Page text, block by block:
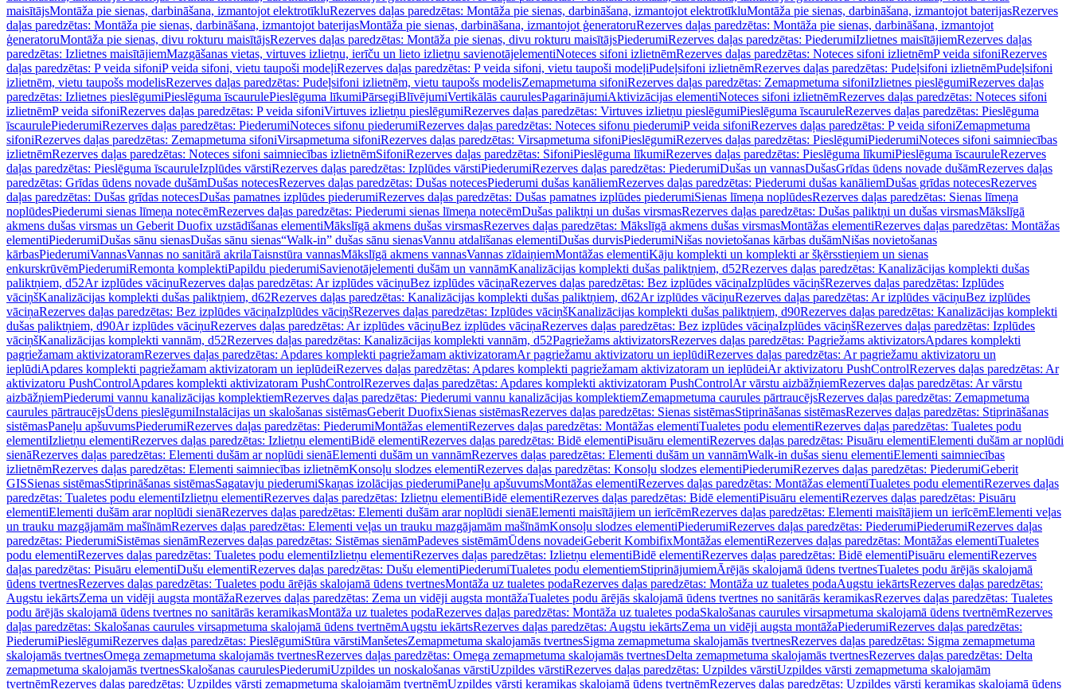
maisītājsMontāža pie sienas, darbināšana, izmantojot elektrotīkluRezerves daļas paredzētas: Montāža pie sienas, darbināšana, izmantojot elektrotīkluMontāža pie sienas, darbināšana, izmantojot baterijasRezerves
daļas paredzētas: Montāža pie sienas, darbināšana, izmantojot baterijasMontāža pie sienas, darbināšana, izmantojot ģeneratoruRezerves daļas paredzētas: Montāža pie sienas, darbināšana, izmantojot
ģeneratoruMontāža pie sienas, divu rokturu maisītājsRezerves daļas paredzētas: Montāža pie sienas, divu rokturu maisītājsPiederumiRezerves daļas paredzētas: PiederumiIzlietnes maisītājiemRezerves daļas
paredzētas: Izlietnes maisītājiemMazgāšanas vietas, virtuves izlietņu, ierīču un lieto izlietņu savienotājelementiNoteces sifoni izlietnēmRezerves daļas paredzētas: Noteces sifoni izlietnēmP veida sifoniRezerves
daļas paredzētas: P veida sifoniP veida sifoni, vietu taupoši modeļiRezerves daļas paredzētas: P veida sifoni, vietu taupoši modeļiPudeļsifoni izlietnēmRezerves daļas paredzētas: Pudeļsifoni izlietnēmPudeļsifoni
izlietnēm, vietu taupošs modelisRezerves daļas paredzētas: Pudeļsifoni izlietnēm, vietu taupošs modelisZemapmetuma sifoniRezerves daļas paredzētas: Zemapmetuma sifoniIzlietnes pieslēgumiRezerves daļas
paredzētas: Izlietnes pieslēgumiPieslēguma īscaurulePieslēguma līkumiPārsegiBlīvējumiVertikālās caurulesPagarinājumiAktivizācijas elementiNoteces sifoni izlietnēmRezerves daļas paredzētas: Noteces sifoni
izlietnēmP veida sifoniRezerves daļas paredzētas: P veida sifoniVirtuves izlietņu pieslēgumiRezerves daļas paredzētas: Virtuves izlietņu pieslēgumiPieslēguma īscauruleRezerves daļas paredzētas: Pieslēguma
īscaurulePiederumiRezerves daļas paredzētas: PiederumiNoteces sifonu piederumiRezerves daļas paredzētas: Noteces sifonu piederumiP veida sifoniRezerves daļas paredzētas: P veida sifoniZemapmetuma
sifoniRezerves daļas paredzētas: Zemapmetuma sifoniVirsapmetuma sifoniRezerves daļas paredzētas: Virsapmetuma sifoniPieslēgumiRezerves daļas paredzētas: PieslēgumiPiederumiNoteces sifoni saimniecības
izlietnēmRezerves daļas paredzētas: Noteces sifoni saimniecības izlietnēmSifoniRezerves daļas paredzētas: SifoniPieslēguma līkumiRezerves daļas paredzētas: Pieslēguma līkumiPieslēguma īscauruleRezerves
daļas paredzētas: Pieslēguma īscauruleIzplūdes vārstiRezerves daļas paredzētas: Izplūdes vārstiPiederumiRezerves daļas paredzētas: PiederumiDušas un vannasDušasGrīdas ūdens novade dušāmRezerves daļas
paredzētas: Grīdas ūdens novade dušāmDušas notecesRezerves daļas paredzētas: Dušas notecesPiederumi dušas kanāliemRezerves daļas paredzētas: Piederumi dušas kanāliemDušas grīdas notecesRezerves
daļas paredzētas: Dušas grīdas notecesDušas pamatnes izplūdes piederumiRezerves daļas paredzētas: Dušas pamatnes izplūdes piederumiSienas līmeņa noplūdesRezerves daļas paredzētas: Sienas līmeņa
noplūdesPiederumi sienas līmeņa notecēmRezerves daļas paredzētas: Piederumi sienas līmeņa notecēmDušas paliktņi un dušas virsmasRezerves daļas paredzētas: Dušas paliktņi un dušas virsmasMākslīgā
akmens dušas virsmas un Geberit Duofix uzstādīšanas elementiMākslīgā akmens dušas virsmasRezerves daļas paredzētas: Mākslīgā akmens dušas virsmasMontāžas elementiRezerves daļas paredzētas: Montāžas
elementiPiederumiDušas sānu sienasDušas sānu sienas“Walk-in” dušas sānu sienasVannu atdalīšanas elementiDušas durvisPiederumiNišas novietošanas kārbas dušāmNišas novietošanas
kārbasPiederumiVannasVannas no sanitārā akrilaTaisnstūra vannasMākslīgā akmens vannasVannas zīdaiņiemMontāžas elementiKāju komplekti un komplekti ar šķērsstieņiem un sienas
enkurskrūvēmPiederumiRemonta komplektiPapildu piederumiSavienotājelementi dušām un vannāmKanalizācijas komplekti dušas paliktņiem, d52Rezerves daļas paredzētas: Kanalizācijas komplekti dušas
paliktņiem, d52Ar izplūdes vāciņuRezerves daļas paredzētas: Ar izplūdes vāciņuBez izplūdes vāciņaRezerves daļas paredzētas: Bez izplūdes vāciņaIzplūdes vāciņšRezerves daļas paredzētas: Izplūdes
vāciņšKanalizācijas komplekti dušas paliktņiem, d62Rezerves daļas paredzētas: Kanalizācijas komplekti dušas paliktņiem, d62Ar izplūdes vāciņuRezerves daļas paredzētas: Ar izplūdes vāciņuBez izplūdes
vāciņaRezerves daļas paredzētas: Bez izplūdes vāciņaIzplūdes vāciņšRezerves daļas paredzētas: Izplūdes vāciņšKanalizācijas komplekti dušas paliktņiem, d90Rezerves daļas paredzētas: Kanalizācijas komplekti
dušas paliktņiem, d90Ar izplūdes vāciņuRezerves daļas paredzētas: Ar izplūdes vāciņuBez izplūdes vāciņaRezerves daļas paredzētas: Bez izplūdes vāciņaIzplūdes vāciņšRezerves daļas paredzētas: Izplūdes
vāciņšKanalizācijas komplekti vannām, d52Rezerves daļas paredzētas: Kanalizācijas komplekti vannām, d52Pagriežams aktivizatorsRezerves daļas paredzētas: Pagriežams aktivizatorsApdares komplekti
pagriežamam aktivizatoramRezerves daļas paredzētas: Apdares komplekti pagriežamam aktivizatoramAr pagriežamu aktivizatoru un ieplūdiRezerves daļas paredzētas: Ar pagriežamu aktivizatoru un
ieplūdiApdares komplekti pagriežamam aktivizatoram un ieplūdeiRezerves daļas paredzētas: Apdares komplekti pagriežamam aktivizatoram un ieplūdeiAr aktivizatoru PushControlRezerves daļas paredzētas: Ar
aktivizatoru PushControlApdares komplekti aktivizatoram PushControlRezerves daļas paredzētas: Apdares komplekti aktivizatoram PushControlAr vārstu aizbāžņiemRezerves daļas paredzētas: Ar vārstu
aizbāžņiemPiederumi vannu kanalizācijas komplektiemRezerves daļas paredzētas: Piederumi vannu kanalizācijas komplektiemZemapmetuma caurules pārtraucējsRezerves daļas paredzētas: Zemapmetuma
caurules pārtraucējsŪdens pieslēgumiInstalācijas un skalošanas sistēmasGeberit DuofixSienas sistēmasRezerves daļas paredzētas: Sienas sistēmasStiprināšanas sistēmasRezerves daļas paredzētas: Stiprināšanas
sistēmasPaneļu apšuvumsPiederumiRezerves daļas paredzētas: PiederumiMontāžas elementiRezerves daļas paredzētas: Montāžas elementiTualetes podu elementiRezerves daļas paredzētas: Tualetes podu
elementiIzlietņu elementiRezerves daļas paredzētas: Izlietņu elementiBidē elementiRezerves daļas paredzētas: Bidē elementiPisuāru elementiRezerves daļas paredzētas: Pisuāru elementiElementi dušām ar noplūdi
sienāRezerves daļas paredzētas: Elementi dušām ar noplūdi sienāElementi dušām un vannāmRezerves daļas paredzētas: Elementi dušām un vannāmWalk-in dušas sienu elementiElementi saimniecības
izlietnēmRezerves daļas paredzētas: Elementi saimniecības izlietnēmKonsoļu slodzes elementiRezerves daļas paredzētas: Konsoļu slodzes elementiPiederumiRezerves daļas paredzētas: PiederumiGeberit
GISSienas sistēmasStiprināšanas sistēmasSagatavju piederumiSkaņas izolācijas piederumiPaneļu apšuvumsMontāžas elementiRezerves daļas paredzētas: Montāžas elementiTualetes podu elementiRezerves daļas
paredzētas: Tualetes podu elementiIzlietņu elementiRezerves daļas paredzētas: Izlietņu elementiBidē elementiRezerves daļas paredzētas: Bidē elementiPisuāru elementiRezerves daļas paredzētas: Pisuāru
elementiElementi dušām arar noplūdi sienāRezerves daļas paredzētas: Elementi dušām arar noplūdi sienāElementi maisītājiem un ierīcēmRezerves daļas paredzētas: Elementi maisītājiem un ierīcēmElementi veļas
un trauku mazgājamām mašīnāmRezerves daļas paredzētas: Elementi veļas un trauku mazgājamām mašīnāmKonsoļu slodzes elementiPiederumiRezerves daļas paredzētas: PiederumiPiederumiRezerves daļas
paredzētas: PiederumiSistēmas sienāmRezerves daļas paredzētas: Sistēmas sienāmPadeves sistēmāmŪdens novadeiGeberit KombifixMontāžas elementiRezerves daļas paredzētas: Montāžas elementiTualetes
podu elementiRezerves daļas paredzētas: Tualetes podu elementiIzlietņu elementiRezerves daļas paredzētas: Izlietņu elementiBidē elementiRezerves daļas paredzētas: Bidē elementiPisuāru elementiRezerves
daļas paredzētas: Pisuāru elementiDušu elementiRezerves daļas paredzētas: Dušu elementiPiederumiTualetes podu elementiemStiprinājumiemĀrējās skalojamā ūdens tvertnesTualetes podu ārējās skalojamā
ūdens tvertnesRezerves daļas paredzētas: Tualetes podu ārējās skalojamā ūdens tvertnesMontāža uz tualetes podaRezerves daļas paredzētas: Montāža uz tualetes podaAugstu iekārtsRezerves daļas paredzētas:
Augstu iekārtsZema un vidēji augsta montāžaRezerves daļas paredzētas: Zema un vidēji augsta montāžaTualetes podu ārējās skalojamā ūdens tvertnes no sanitārās keramikasRezerves daļas paredzētas: Tualetes
podu ārējās skalojamā ūdens tvertnes no sanitārās keramikasMontāža uz tualetes podaRezerves daļas paredzētas: Montāža uz tualetes podaSkalošanas caurules virsapmetuma skalojamā ūdens tvertnēmRezerves
daļas paredzētas: Skalošanas caurules virsapmetuma skalojamā ūdens tvertnēmAugstu iekārtsRezerves daļas paredzētas: Augstu iekārtsZema un vidēji augsta montāžaPiederumiRezerves daļas paredzētas:
PiederumiPieslēgumiRezerves daļas paredzētas: PieslēgumiStūra vārstiManšetesZemapmetuma skalojamās tvertnesSigma zemapmetuma skalojamās tvertnesRezerves daļas paredzētas: Sigma zemapmetuma
skalojamās tvertnesOmega zemapmetuma skalojamās tvertnesRezerves daļas paredzētas: Omega zemapmetuma skalojamās tvertnesDelta zemapmetuma skalojamās tvertnesRezerves daļas paredzētas: Delta
zemapmetuma skalojamās tvertnesSkalošanas caurulesPiederumiUzpildes un noskalošanas vārstiUzpildes vārstiRezerves daļas paredzētas: Uzpildes vārstiUzpildes vārsti zemapmetuma skalojamām
tvertnēmRezerves daļas paredzētas: Uzpildes vārsti zemapmetuma skalojamām tvertnēmUzpildes vārsti keramikas skalojamā ūdens tvertnēmRezerves daļas paredzētas: Uzpildes vārsti keramikas skalojamā ūdens